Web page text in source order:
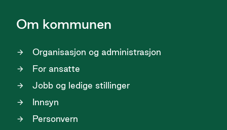
Om kommunen
Organisasjon og administrasjon
For ansatte
Jobb og ledige stillinger
Innsyn
Personvern